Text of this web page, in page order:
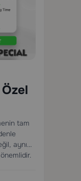
tam
aynı